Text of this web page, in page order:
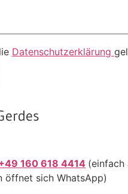
Datenschutzerklärung
160 618 4414 (einfach
öffnet sich WhatsApp)